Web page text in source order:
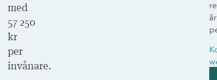
med
57 250
kr
per
invånare.